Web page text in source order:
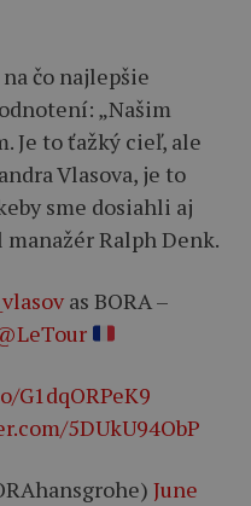
čo najlepšie
„Našim
Je to ťažký cieľ, ale
Vlasova, je to
sme dosiahli aj
Ralph Denk.
as BORA –
G1dqORPeK9
5DUkU94ObP
June